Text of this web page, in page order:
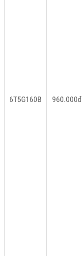
6T5G160B 960.000đ